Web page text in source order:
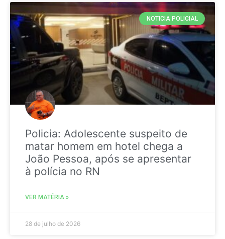
NOTICIA POLICIAL
Policia: Adolescente suspeito de
matar homem em hotel chega a
João Pessoa, após se apresentar
à polícia no RN
VER MATÉRIA »
28 de julho de 2026